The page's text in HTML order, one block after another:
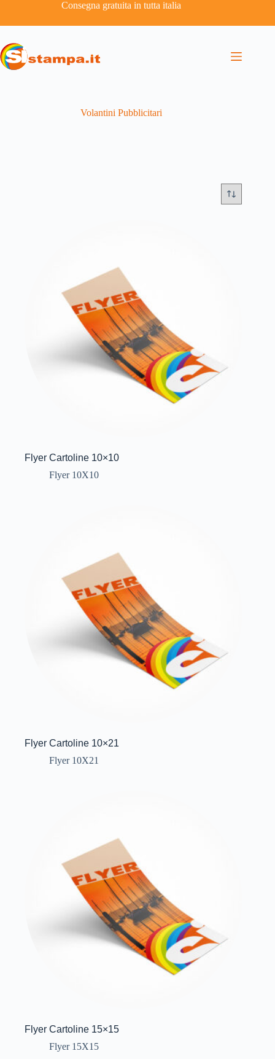
Consegna gratuita in tutta italia
Volantini Pubblicitari
Flyer Cartoline 10×10
Flyer 10X10
Flyer Cartoline 10×21
Flyer 10X21
Flyer Cartoline 15×15
Flyer 15X15